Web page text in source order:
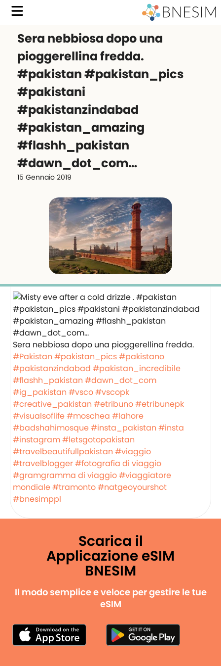
Sera nebbiosa dopo una
pioggerellina fredda.
#pakistan #pakistan_pics
#pakistani
#pakistanzindabad
#pakistan_amazing
#flashh_pakistan
#dawn_dot_com…
15 Gennaio 2019
Sera nebbiosa dopo una pioggerellina fredda.
#Pakistan #pakistan_pics#pakistano
#pakistanzindabad #pakistan_incredibile
#flashh_pakistan #dawn_dot_com
#ig_pakistan #vsco#vscopk
#creative_pakistan #etribuno#etribunepk
#visualsoflife#moschea #lahore
#badshahimosque#insta_pakistan #insta
#instagram#letsgotopakistan
#travelbeautifullpakistan #viaggio
#travelblogger#fotografia di viaggio
#gramgramma di viaggio#viaggiatore
mondiale#tramonto#natgeoyourshot
#bnesimppl
Scarica il
Applicazione eSIM
BNESIM
Il modo semplice e veloce per gestire le tue
eSIM